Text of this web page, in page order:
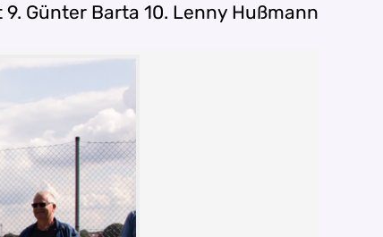
Günter Barta 10. Lenny Hußmann